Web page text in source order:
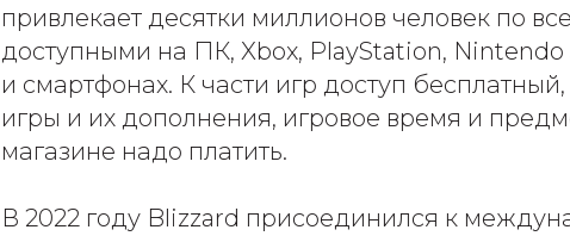
привлекает десятки миллионов человек по
доступными на ПК, Xbox, PlayStation,
и смартфонах. К части игр доступ
игры и их дополнения, игровое время и
магазине надо платить.
В 2022 году Blizzard присоединился к